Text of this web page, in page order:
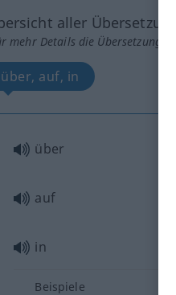
aller
mehr Details die Übersetzung
über, auf, in
über
auf
in
Beispiele